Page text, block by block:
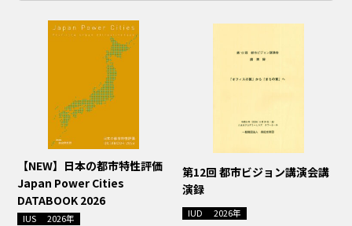
【NEW】日本の都市特性評価
Japan Power Cities
DATABOOK 2026
IUS 2026年
第12回 都市ビジョン講演会講
演録
IUD 2026年